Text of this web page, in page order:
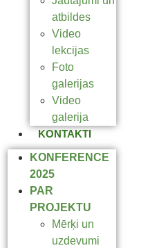
atbildes
Video
lekcijas
Foto
galerijas
Video
galerija
KONTAKTI
KONFERENCE
2025
PAR
PROJEKTU
Mērķi un
uzdevumi